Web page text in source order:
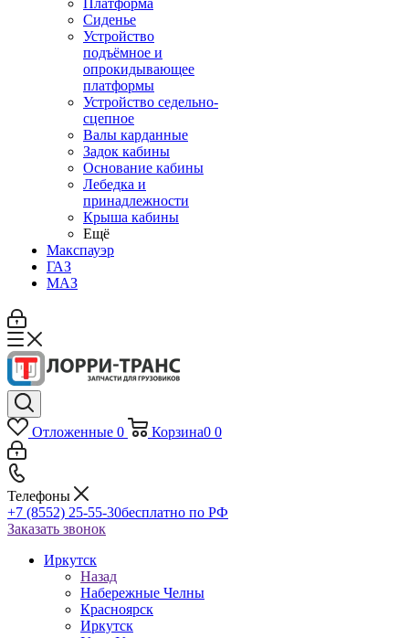
Платформа
Сиденье
Устройство
подъёмное и
опрокидывающее
платформы
Устройство седельно-
сцепное
Валы карданные
Задок кабины
Основание кабины
Лебедка и
принадлежности
Крыша кабины
Ещё
Макспауэр
ГАЗ
МАЗ
Отложенные 0 Корзина0 0
Телефоны
+7 (8552) 25-55-30бесплатно по РФ
Заказать звонок
Иркутск
Назад
Набережные Челны
Красноярск
Иркутск